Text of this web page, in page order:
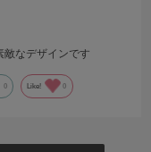
敵なデザインです
0 Like! 0